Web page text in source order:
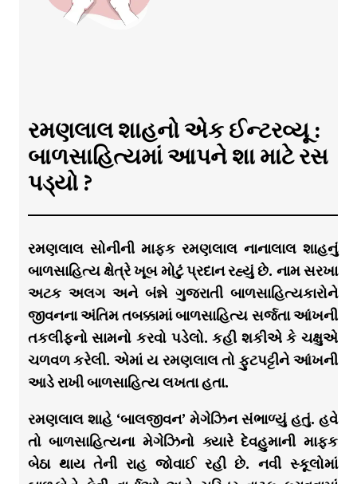
રમણલાલ શાહનો એક ઈન્ટરવ્યૂ :
બાળસાહિત્યમાં આપને શા માટે રસ
પડ્યો ?
રમણલાલ સોનીની માફક રમણલાલ નાનાલાલ શાહનું
બાળસાહિત્ય ક્ષેત્રે ખૂબ મોટું પ્રદાન રહ્યું છે. નામ સરખા
અટક અલગ અને બંન્ને ગુજરાતી બાળસાહિત્યકારોને
જીવનના અંતિમ તબક્કામાં બાળસાહિત્ય સર્જતા આંખની
તકલીફનો સામનો કરવો પડેલો. કહી શકીએ કે ચક્ષુએ
ચળવળ કરેલી. એમાં ય રમણલાલ તો ફુટપટ્ટીને આંખની
આડે રાખી બાળસાહિત્ય લખતા હતા.
રમણલાલ શાહે ‘બાલજીવન’ મેગેઝિન સંભાળ્યું હતું. હવે
તો બાળસાહિત્યના મેગેઝિનો ક્યારે દેવહુમાની માફક
બેઠા થાય તેની રાહ જોવાઈ રહી છે. નવી સ્કૂલોમાં